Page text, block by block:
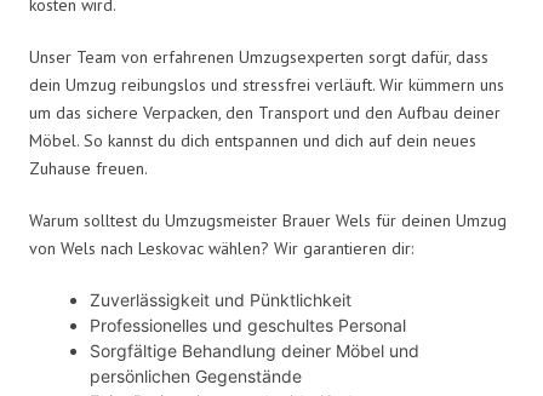
kosten wird.
Unser Team von erfahrenen Umzugsexperten sorgt dafür, dass
dein Umzug reibungslos und stressfrei verläuft. Wir kümmern uns
um das sichere Verpacken, den Transport und den Aufbau deiner
Möbel. So kannst du dich entspannen und dich auf dein neues
Zuhause freuen.
Warum solltest du Umzugsmeister Brauer Wels für deinen Umzug
von Wels nach Leskovac wählen? Wir garantieren dir:
Zuverlässigkeit und Pünktlichkeit
Professionelles und geschultes Personal
Sorgfältige Behandlung deiner Möbel und
persönlichen Gegenstände